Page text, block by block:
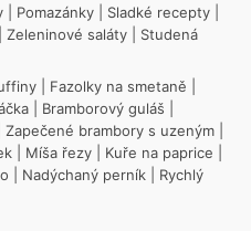
Pomazánky Sladké recepty
Zeleninové saláty
Studená
Fazolky na smetaně
Bramborový guláš
Zapečené brambory s uzeným
Míša řezy Kuře na paprice
Nadýchaný perník
Rychlý